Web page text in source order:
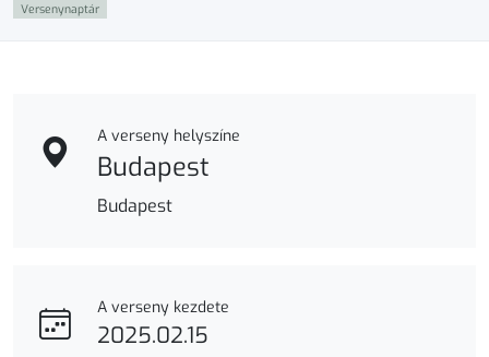
Versenynaptár
A verseny helyszíne
Budapest
Budapest
A verseny kezdete
2025.02.15